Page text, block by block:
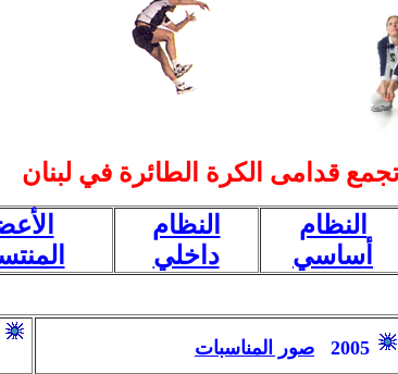
قدامى الكرة الطائرة في لبنان
النظام
داخلي
النظام
أساسي
صور المناسبات 2005